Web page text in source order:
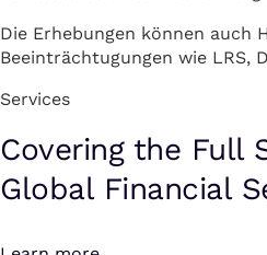
Die Erhebungen können auch
Beeinträchtugungen wie LRS,
Services
Covering the Full
Global Financial